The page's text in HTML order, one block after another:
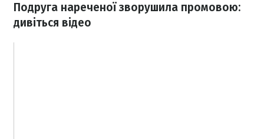
Подруга нареченої зворушила промовою:
дивіться відео